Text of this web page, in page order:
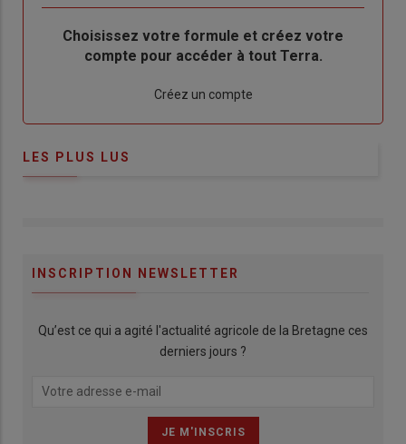
BodyChoisissez votre formule et créez votre
compte pour accéder à tout Terra.
Créez un compte
LES PLUS LUS
INSCRIPTION NEWSLETTER
Qu’est ce qui a agité l'actualité agricole de la Bretagne ces
derniers jours ?